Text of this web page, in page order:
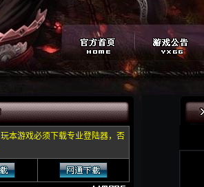
玩本游戏必须下载专业登陆器，否